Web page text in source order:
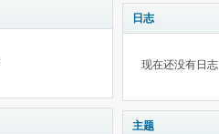
日志
现在还没有日志
主题